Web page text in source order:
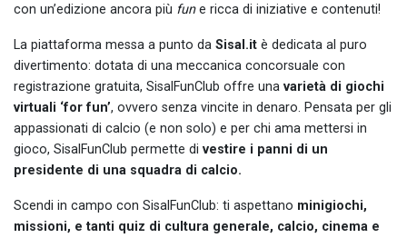
con un’edizione ancora più fune ricca di iniziative e contenuti!
La piattaforma messa a punto da Sisal.it è dedicata al puro
divertimento: dotata di una meccanica concorsuale con
registrazione gratuita, SisalFunClub offre una varietà di giochi
virtuali ‘for fun’, ovvero senza vincite in denaro. Pensata per gli
appassionati di calcio (e non solo) e per chi ama mettersi in
gioco, SisalFunClub permette di vestire i panni di un
presidente di una squadra di calcio.
Scendi in campo con SisalFunClub: ti aspettano minigiochi,
missioni, e tanti quiz di cultura generale, calcio, cinema e